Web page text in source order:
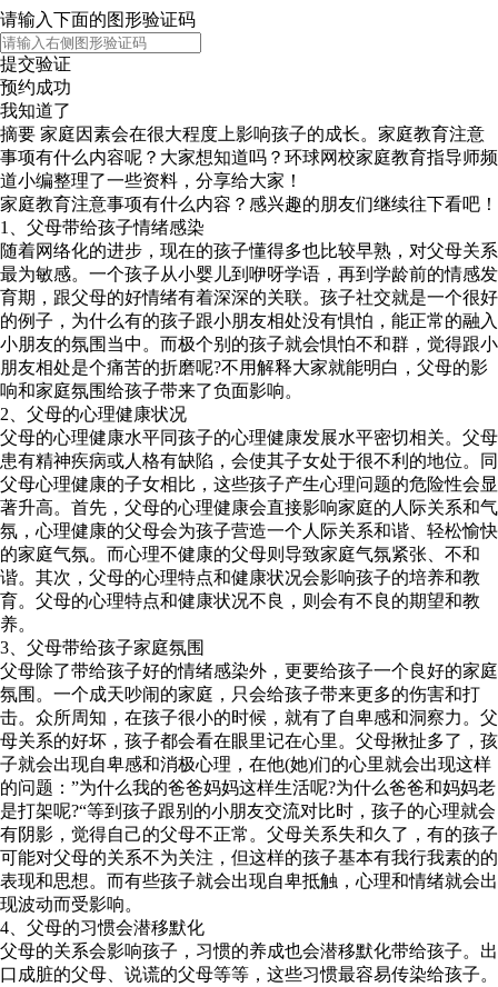
请输入下面的图形验证码
提交验证
预约成功
我知道了
摘要 家庭因素会在很大程度上影响孩子的成长。家庭教育注意
事项有什么内容呢？大家想知道吗？环球网校家庭教育指导师频
道小编整理了一些资料，分享给大家！
家庭教育注意事项有什么内容？感兴趣的朋友们继续往下看吧！
1、父母带给孩子情绪感染
随着网络化的进步，现在的孩子懂得多也比较早熟，对父母关系
最为敏感。一个孩子从小婴儿到咿呀学语，再到学龄前的情感发
育期，跟父母的好情绪有着深深的关联。孩子社交就是一个很好
的例子，为什么有的孩子跟小朋友相处没有惧怕，能正常的融入
小朋友的氛围当中。而极个别的孩子就会惧怕不和群，觉得跟小
朋友相处是个痛苦的折磨呢?不用解释大家就能明白，父母的影
响和家庭氛围给孩子带来了负面影响。
2、父母的心理健康状况
父母的心理健康水平同孩子的心理健康发展水平密切相关。父母
患有精神疾病或人格有缺陷，会使其子女处于很不利的地位。同
父母心理健康的子女相比，这些孩子产生心理问题的危险性会显
著升高。首先，父母的心理健康会直接影响家庭的人际关系和气
氛，心理健康的父母会为孩子营造一个人际关系和谐、轻松愉快
的家庭气氛。而心理不健康的父母则导致家庭气氛紧张、不和
谐。其次，父母的心理特点和健康状况会影响孩子的培养和教
育。父母的心理特点和健康状况不良，则会有不良的期望和教
养。
3、父母带给孩子家庭氛围
父母除了带给孩子好的情绪感染外，更要给孩子一个良好的家庭
氛围。一个成天吵闹的家庭，只会给孩子带来更多的伤害和打
击。众所周知，在孩子很小的时候，就有了自卑感和洞察力。父
母关系的好坏，孩子都会看在眼里记在心里。父母揪扯多了，孩
子就会出现自卑感和消极心理，在他(她)们的心里就会出现这样
的问题：”为什么我的爸爸妈妈这样生活呢?为什么爸爸和妈妈老
是打架呢?“等到孩子跟别的小朋友交流对比时，孩子的心理就会
有阴影，觉得自己的父母不正常。父母关系失和久了，有的孩子
可能对父母的关系不为关注，但这样的孩子基本有我行我素的的
表现和思想。而有些孩子就会出现自卑抵触，心理和情绪就会出
现波动而受影响。
4、父母的习惯会潜移默化
父母的关系会影响孩子，习惯的养成也会潜移默化带给孩子。出
口成脏的父母、说谎的父母等等，这些习惯最容易传染给孩子。